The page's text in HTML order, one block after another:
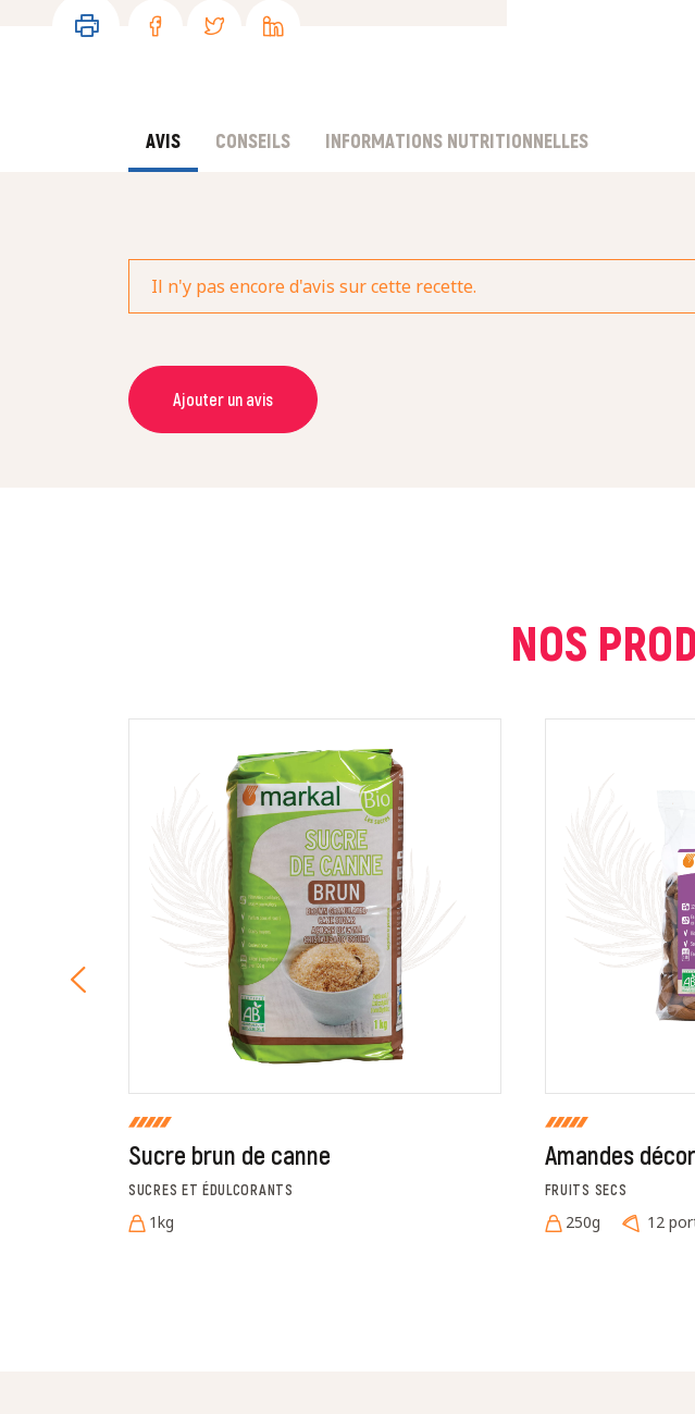
AVIS CONSEILS INFORMATIONS NUTRITIONNELLES
Il n'y pas encore d'avis sur cette recette.
Ajouter un avis
NOM *
En cochant cette case, je donne mon accord pour que markal utilise les
commentaire de manière publique sur cette page. Pour plus
Fermer
NOS
Sucre brun de canne
SUCRES ET ÉDULCORANTS
1kg
Amandes
FRUITS SECS
250g 12